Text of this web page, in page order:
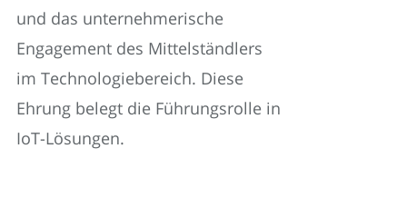
und das unternehmerische
Engagement des Mittelständlers
im Technologiebereich. Diese
Ehrung belegt die Führungsrolle in
IoT-Lösungen.